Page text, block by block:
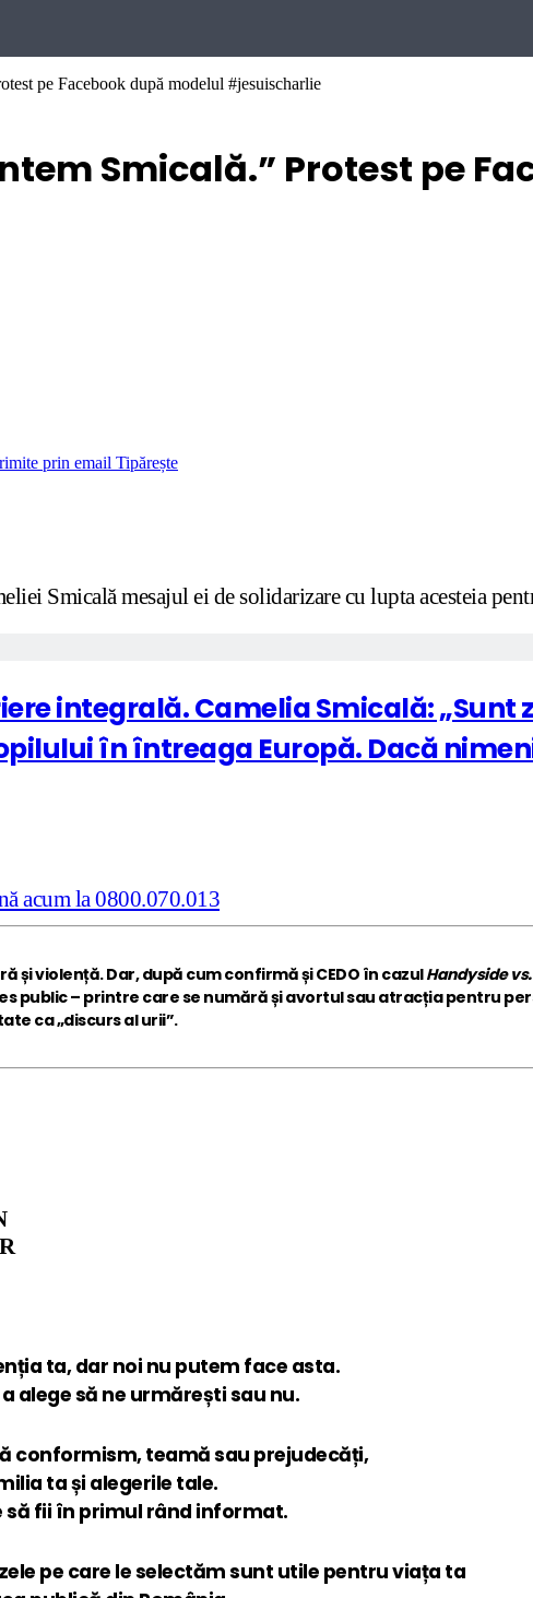
pe Facebook după modelul #jesuischarlie
Smicală.” Protest pe
prin email Tipărește
Smicală mesajul ei de solidarizare cu lupta acesteia
integrală. Camelia Smicală:
în întreaga Europă. Dacă
violență. Dar, după cum confirmă și CEDO în cazulHandyside vs.
public – printre care se numără și avortul sau atracția pentru
ca „discurs al urii”.
ta, dar noi nu putem face asta.
alege să ne urmărești sau nu.
conformism, teamă sau prejudecăți,
ta și alegerile tale.
să fii în primul rând informat.
pe care le selectăm sunt utile pentru viața ta